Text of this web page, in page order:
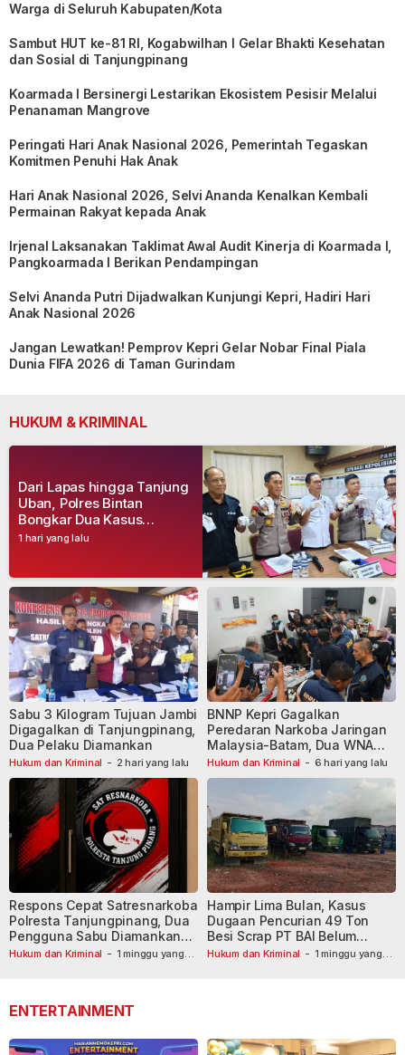
Warga di Seluruh Kabupaten/Kota
Sambut HUT ke-81 RI, Kogabwilhan I Gelar Bhakti Kesehatan
dan Sosial di Tanjungpinang
Koarmada I Bersinergi Lestarikan Ekosistem Pesisir Melalui
Penanaman Mangrove
Peringati Hari Anak Nasional 2026, Pemerintah Tegaskan
Komitmen Penuhi Hak Anak
Hari Anak Nasional 2026, Selvi Ananda Kenalkan Kembali
Permainan Rakyat kepada Anak
Irjenal Laksanakan Taklimat Awal Audit Kinerja di Koarmada I,
Pangkoarmada I Berikan Pendampingan
Selvi Ananda Putri Dijadwalkan Kunjungi Kepri, Hadiri Hari
Anak Nasional 2026
Jangan Lewatkan! Pemprov Kepri Gelar Nobar Final Piala
Dunia FIFA 2026 di Taman Gurindam
HUKUM & KRIMINAL
1 hari yang lalu
Dari Lapas hingga Tanjung
Uban, Polres Bintan
Bongkar Dua Kasus
Narkoba, Empat Tersangka
Hukum dan Kriminal - 2 hari yang lalu
Sabu 3 Kilogram Tujuan Jambi
Digagalkan di Tanjungpinang,
Dua Pelaku Diamankan
Hukum dan Kriminal - 6 hari yang lalu
BNNP Kepri Gagalkan
Peredaran Narkoba Jaringan
Malaysia-Batam, Dua WNA
Masih Diburu
Hukum dan Kriminal - 1 minggu yang
Respons Cepat Satresnarkoba
Polresta Tanjungpinang, Dua
Pengguna Sabu Diamankan
Usai Dilaporkan ke Call Center
Hukum dan Kriminal - 1 minggu yang
Hampir Lima Bulan, Kasus
Dugaan Pencurian 49 Ton
Besi Scrap PT BAI Belum
Tetapkan Tersangka
ENTERTAINMENT